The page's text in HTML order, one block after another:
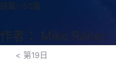
詩篇1-50篇
作者： Mike Raiter
< 第19日